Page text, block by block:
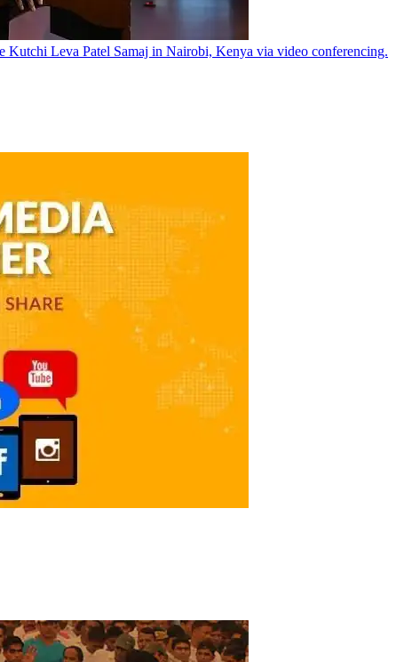
Kutchi Leva Patel Samaj in Nairobi, Kenya via video conferencing.